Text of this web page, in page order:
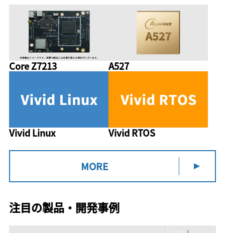
Core Z7213 A527
Vivid Linux Vivid RTOS
MORE
注目の製品・開発事例